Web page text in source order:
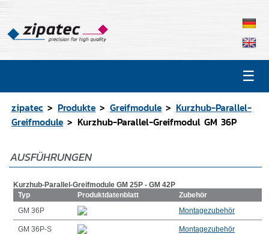
☰
Kontakt
Katalog
Vertretungen
zipatec Produkte Greifmodule
Kurzhub-Parallel-
Greifmodule
Kurzhub-Parallel-Greifmodul GM 36P
AUSFÜHRUNGEN
Kurzhub-Parallel-Greifmodule GM 25P - GM 42P
Typ
Produktdatenblatt
Zubehör
GM 36P
Montagezubehör
GM 36P-S Montagezubehör